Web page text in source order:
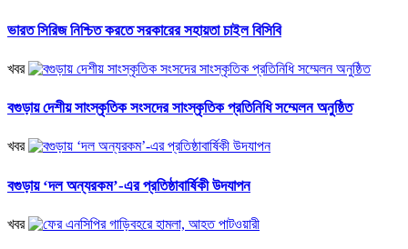
ভারত সিরিজ নিশ্চিত করতে সরকারের সহায়তা চাইল বিসিবি
খবর
বগুড়ায় দেশীয় সাংস্কৃতিক সংসদের সাংস্কৃতিক প্রতিনিধি সম্মেলন অনুষ্ঠিত
খবর
বগুড়ায় ‘দল অন্যরকম’-এর প্রতিষ্ঠাবার্ষিকী উদযাপন
খবর